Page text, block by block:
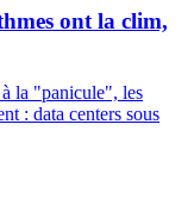
ont la clim,
à la "panicule", les
: data centers sous